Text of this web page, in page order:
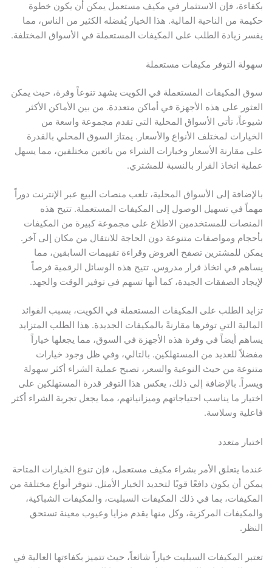
بكفاءة، فإن الاستثمار في مكيف مستعمل يمكن أن يكون خطوة
حكيمة من الناحية المالية. هذا الخيار يُفضله الكثير من الناس، مما
يفسر زيادة الطلب على المكيفات المستعملة في الأسواق المختلفة.
سهولة التوفر مكيفات مستعملة
سوق المكيفات المستعملة في الكويت يشهد تنوعاً وفرة، حيث يمكن
العثور على هذه الأجهزة في أماكن متعددة. من بين الأماكن الأكثر
شيوعاً، تأتي الأسواق المحلية التي تقدم مجموعة واسعة من
الخيارات لمختلف الأنواع والأسعار. يمتاز السوق المحلي بالقدرة
على مقارنة الأسعار وخيارات الشراء من بائعين مختلفين، مما يسهل
عملية اتخاذ القرار بالنسبة للمشتري.
بالإضافة إلى الأسواق المحلية، تلعب منصات البيع عبر الإنترنت دوراً
مهماً في تسهيل الوصول إلى المكيفات المستعملة. تتيح هذه
المنصات للمستخدمين الاطلاع على مجموعة كبيرة من المكيفات
بأحجام ومواصفات متنوعة دون الحاجة للانتقال من مكان إلى آخر.
يمكن للمشترين تصفح العروض وقراءة تقييمات السابقين، مما
يساهم في اتخاذ قرار مدروس. تتيح هذه الوسائل الرقمية فرصاً
لإيجاد الصفقات الجيدة، كما أنها تسهم في توفير الوقت والجهد.
تزايد الطلب على المكيفات المستعملة في الكويت، بسبب الفوائد
المالية التي توفرها مقارنةً بالمكيفات الجديدة. هذا الطلب المتزايد
يساهم أيضاً في وفرة هذه الأجهزة في السوق، مما يجعلها خياراً
مفضلاً للعديد من المستهلكين. بالتالي، وفي ظل وجود خيارات
متنوعة من حيث النوعية والسعر، تصبح عملية الشراء أكثر سهولة
ويسراً. بالإضافة إلى ذلك، يعكس هذا التوفر قدرة المستهلكين على
اختيار ما يناسب احتياجاتهم وميزانياتهم، مما يجعل تجربة الشراء أكثر
فاعلية وسلاسة.
اختيار متعدد
عندما يتعلق الأمر بشراء مكيف مستعمل، فإن تنوع الخيارات المتاحة
يمكن أن يكون دافعًا قويًا لتحديد الخيار الأمثل. تتوفر أنواع مختلفة من
المكيفات، بما في ذلك المكيفات السبليت، والمكيفات الشباكية،
والمكيفات المركزية، وكل منها يقدم مزايا وعيوب معينة تستحق
النظر.
تعتبر المكيفات السبليت خياراً شائعاً، حيث تتميز بكفاءتها العالية في